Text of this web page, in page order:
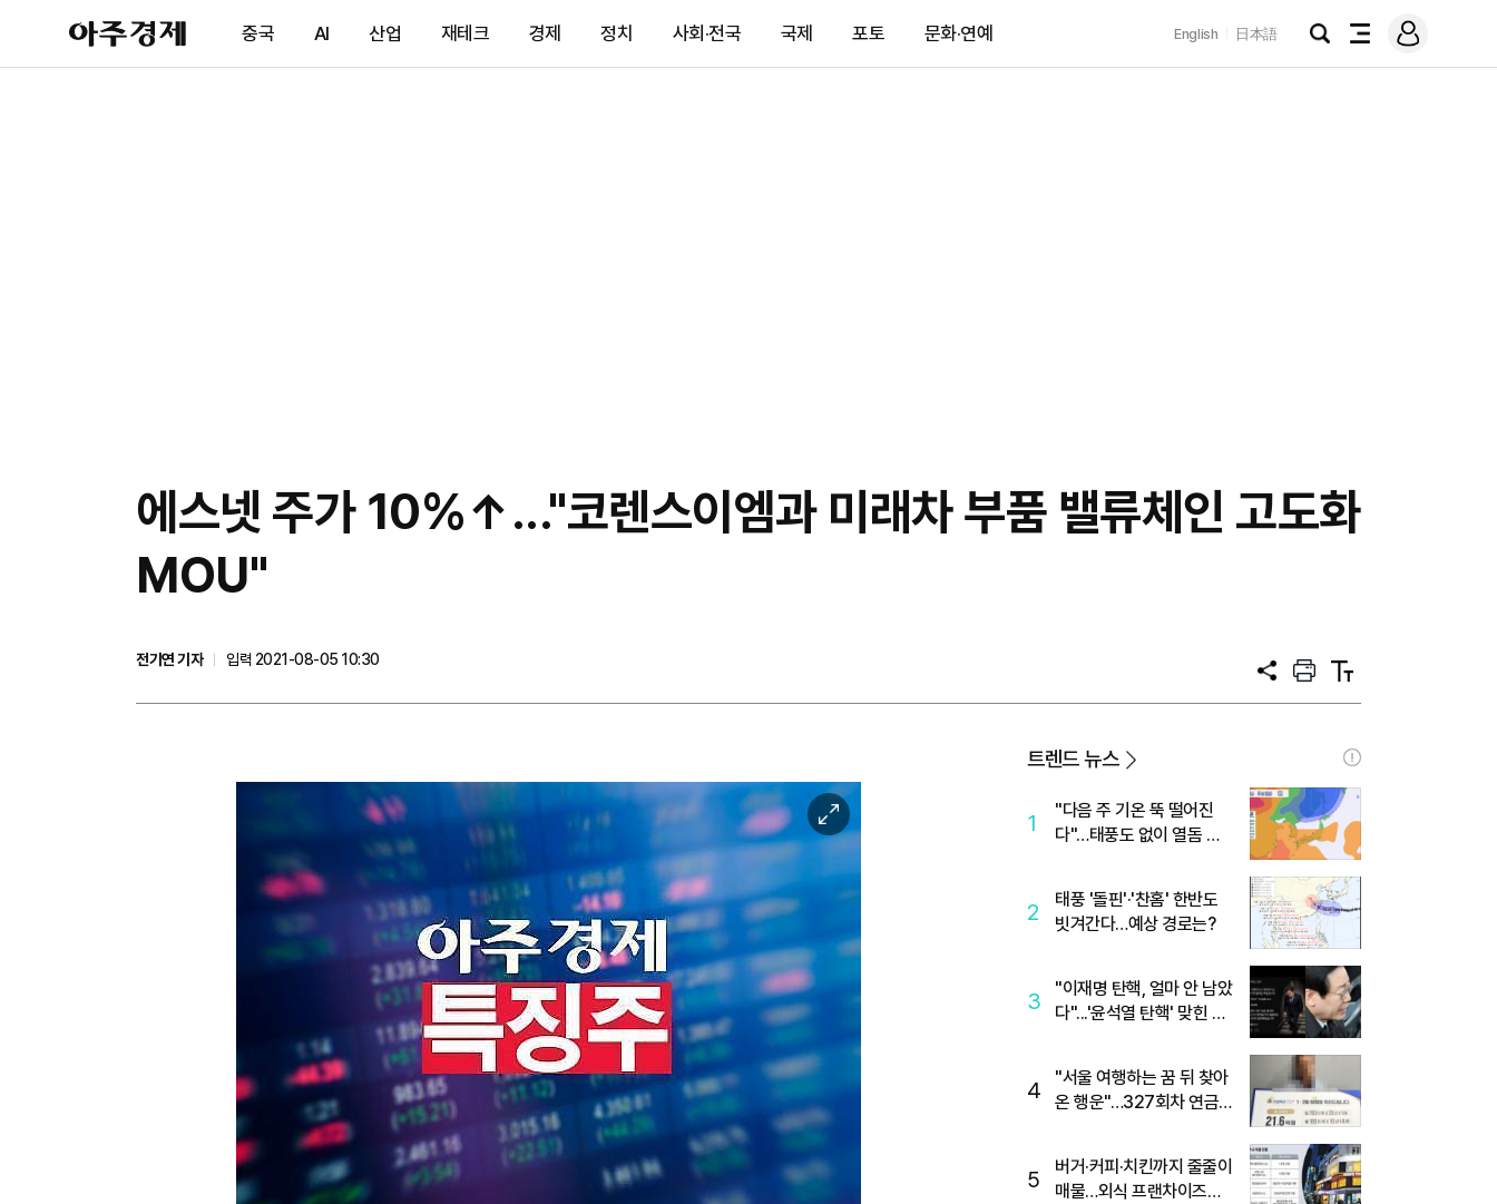
아
주
제
중국 AI 산업 재테크 경제 정치 사회·전국 국제 포토 문화·연예 English 日本語
검
전
메
그
에스넷 주가 10%↑..."코렌스이엠과 미래차 부품 밸류체인 고도화
MOU"
전기연 기자
입력 2021-08-05 10:30
공
프
트
텍
트
이
미
지
대
트렌드 뉴스
1
"다음 주 기온 뚝 떨어진
다"…태풍도 없이 열돔 박
2
태풍 '돌핀'·'찬홈' 한반도
빗겨간다…예상 경로는?
3
"이재명 탄핵, 얼마 안 남았
다"...'윤석열 탄핵' 맞힌 무
4
"서울 여행하는 꿈 뒤 찾아
온 행운"…327회차 연금
5
버거·커피·치킨까지 줄줄이
매물…외식 프랜차이즈